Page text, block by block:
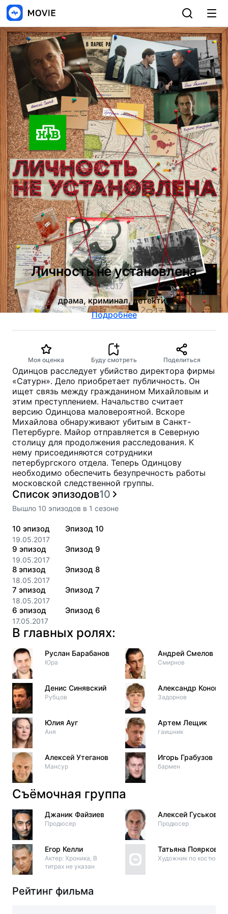
Личность не установлена
2017
драма, криминал, детектив
Подробнее
Моя оценка Буду смотреть Поделиться
Одинцов расследует убийство директора фирмы
«Сатурн». Дело приобретает публичность. Он
ищет связь между гражданином Михайловым и
этим преступлением. Начальство считает
версию Одинцова маловероятной. Вскоре
Михайлова обнаруживают убитым в Санкт-
Петербурге. Майор отправляется в Северную
столицу для продолжения расследования. К
нему присоединяются сотрудники
петербургского отдела. Теперь Одинцову
необходимо обеспечить безупречность работы
московской следственной группы.
Список эпизодов10
Вышло 10 эпизодов в 1 сезоне
10 эпизод
19.05.2017
Эпизод 10
9 эпизод
19.05.2017
Эпизод 9
8 эпизод
18.05.2017
Эпизод 8
7 эпизод
18.05.2017
Эпизод 7
6 эпизод
17.05.2017
Эпизод 6
В главных ролях:
Руслан Барабанов
Юра
Денис Синявский
Рубцов
Юлия Ауг
Аня
Алексей Утеганов
Мансур
Андрей Смелов
Смирнов
Александр Кононец
Задорнов
Артем Лещик
гаишник
Игорь Грабузов
бармен
Съёмочная группа
Джаник Файзиев
Продюсер
Егор Келли
Актер: Хроника, В
титрах не указан
Алексей Гуськов
Продюсер
Татьяна Пояркова
Художник по костюмам
Рейтинг фильма